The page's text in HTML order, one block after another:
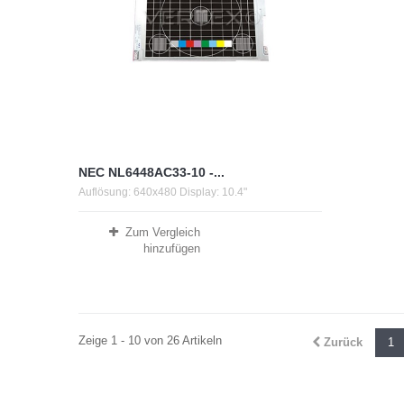
NEC NL6448AC33-10 -...
Auflösung: 640x480 Display: 10.4"
Zum Vergleich
hinzufügen
Zurück 1
Zeige 1 - 10 von 26 Artikeln